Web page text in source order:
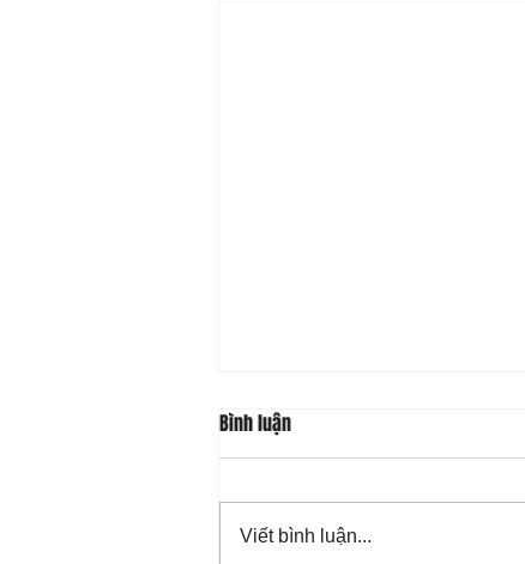
Bình luận
Viết bình luận...